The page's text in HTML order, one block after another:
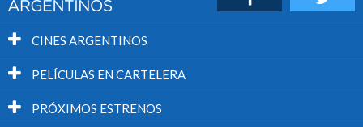
CINES ARGENTINOS
PELÍCULAS EN CARTELERA
PRÓXIMOS ESTRENOS